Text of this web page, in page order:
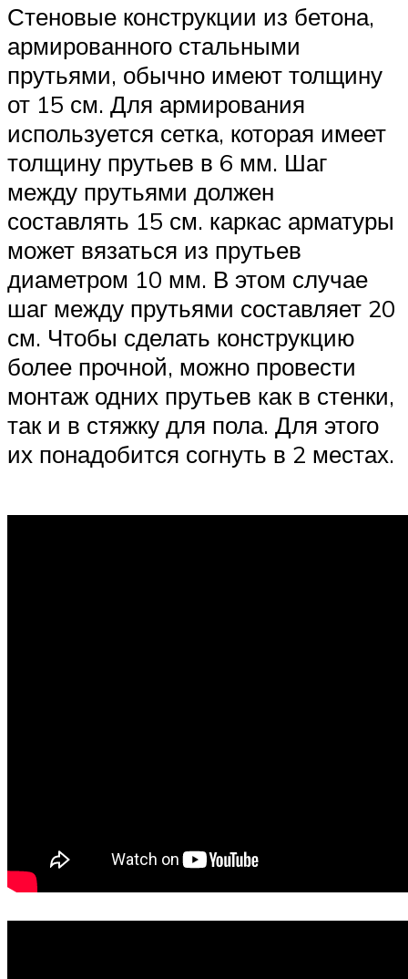
Стеновые конструкции из бетона,
армированного стальными
прутьями, обычно имеют толщину
от 15 см. Для армирования
используется сетка, которая имеет
толщину прутьев в 6 мм. Шаг
между прутьями должен
составлять 15 см. каркас арматуры
может вязаться из прутьев
диаметром 10 мм. В этом случае
шаг между прутьями составляет 20
см. Чтобы сделать конструкцию
более прочной, можно провести
монтаж одних прутьев как в стенки,
так и в стяжку для пола. Для этого
их понадобится согнуть в 2 местах.